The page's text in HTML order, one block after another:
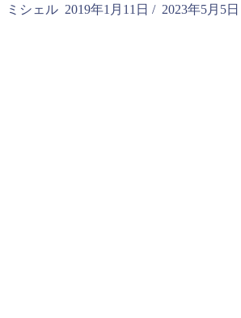
ミシェル 2019年1月11日 / 2023年5月5日